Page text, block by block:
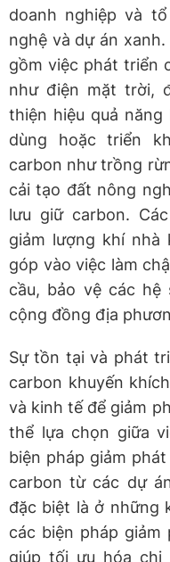
doanh nghiệp và
nghệ và dự án
gồm việc phát triển
như điện mặt trời,
thiện hiệu quả
dùng hoặc triển
carbon như trồng
cải tạo đất nông
lưu giữ carbon.
giảm lượng khí
góp vào việc làm
cầu, bảo vệ các
cộng đồng địa
Sự tồn tại và phát
carbon khuyến
và kinh tế để giảm
thể lựa chọn giữa
biện pháp giảm
carbon từ các dự
đặc biệt là ở những
các biện pháp
giúp tối ưu hóa chi